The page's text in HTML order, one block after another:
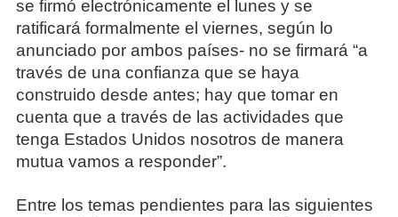
se firmó electrónicamente el lunes y se
ratificará formalmente el viernes, según lo
anunciado por ambos países- no se firmará “a
través de una confianza que se haya
construido desde antes; hay que tomar en
cuenta que a través de las actividades que
tenga Estados Unidos nosotros de manera
mutua vamos a responder”.
Entre los temas pendientes para las siguientes